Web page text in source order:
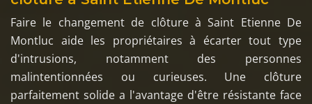
Faire le changement de clôture à Saint Etienne De
Montluc aide les propriétaires à écarter tout type
d'intrusions, notamment des personnes
malintentionnées ou curieuses. Une clôture
parfaitement solide a l'avantage d'être résistante face